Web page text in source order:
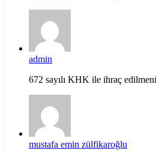
admin
672 sayılı KHK ile ihraç
mustafa emin zülfikaroğlu